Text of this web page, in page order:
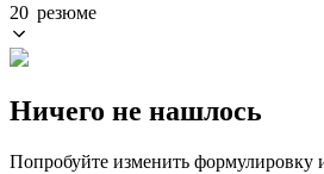
20 резюме
Ничего не нашлось
Попробуйте изменить формулировку